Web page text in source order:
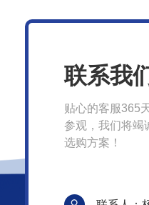
联系我
贴心的客服365
参观，我们将竭
选购方案！